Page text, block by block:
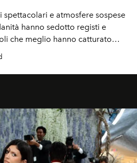
spettacolari e atmosfere sospese
hanno sedotto registi e
che meglio hanno catturato
di Ibiza e Formentera, Sex y
di Gabriele Salvatores e
Lady Formentera.